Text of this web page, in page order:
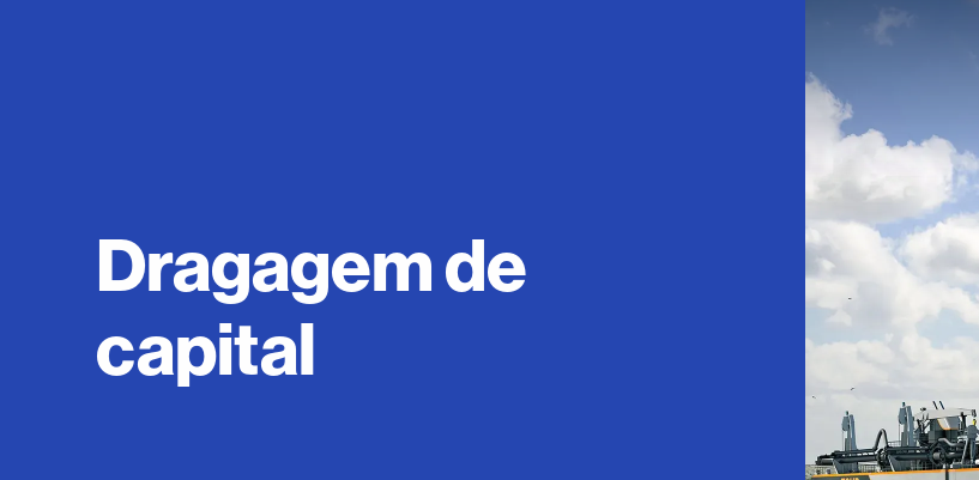
Dragagem de
capital